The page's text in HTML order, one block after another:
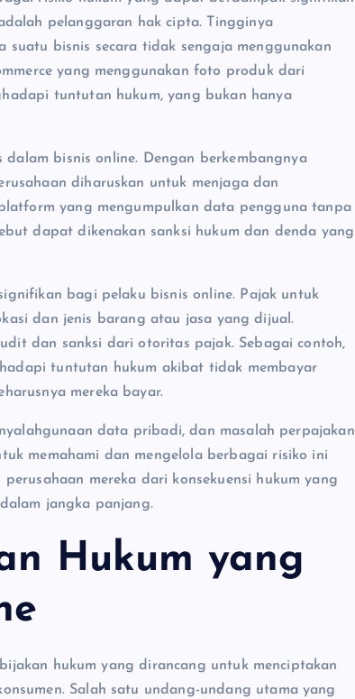
pelanggaran hak cipta. Tingginya
bisnis secara tidak sengaja menggunakan
yang menggunakan foto produk dari
tuntutan hukum, yang bukan hanya
bisnis online. Dengan berkembangnya
diharuskan untuk menjaga dan
yang mengumpulkan data pengguna tanpa
dapat dikenakan sanksi hukum dan denda yang
bagi pelaku bisnis online. Pajak untuk
dan jenis barang atau jasa yang dijual.
dan sanksi dari otoritas pajak. Sebagai contoh,
tuntutan hukum akibat tidak membayar
mereka bayar.
data pribadi, dan masalah perpajakan
memahami dan mengelola berbagai risiko ini
mereka dari konsekuensi hukum yang
jangka panjang.
Hukum yang
hukum yang dirancang untuk menciptakan
Salah satu undang-undang utama yang